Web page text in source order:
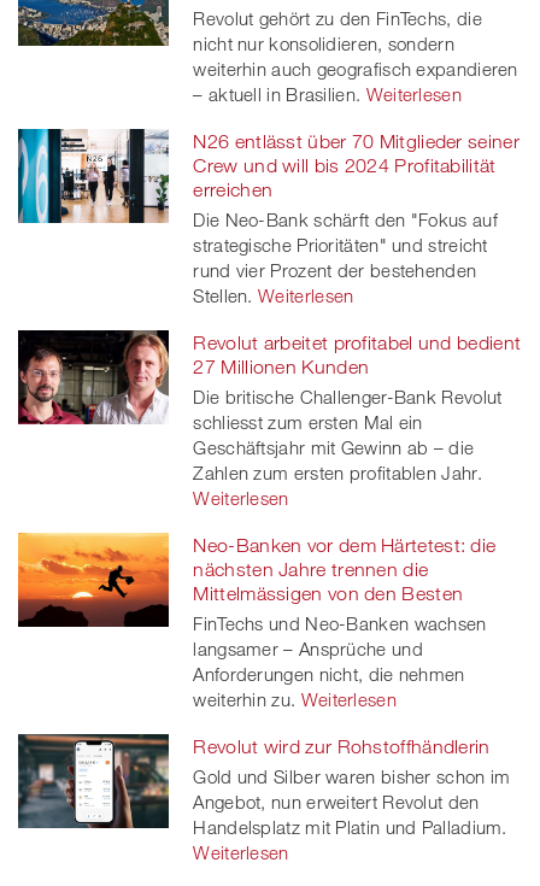
Revolut gehört zu den FinTechs, die
nicht nur konsolidieren, sondern
weiterhin auch geografisch expandieren
– aktuell in Brasilien. Weiterlesen
N26 entlässt über 70 Mitglieder seiner
Crew und will bis 2024 Profitabilität
erreichen
Die Neo-Bank schärft den "Fokus auf
strategische Prioritäten" und streicht
rund vier Prozent der bestehenden
Stellen. Weiterlesen
Revolut arbeitet profitabel und bedient
27 Millionen Kunden
Die britische Challenger-Bank Revolut
schliesst zum ersten Mal ein
Geschäftsjahr mit Gewinn ab – die
Zahlen zum ersten profitablen Jahr.
Weiterlesen
Neo-Banken vor dem Härtetest: die
nächsten Jahre trennen die
Mittelmässigen von den Besten
FinTechs und Neo-Banken wachsen
langsamer – Ansprüche und
Anforderungen nicht, die nehmen
weiterhin zu. Weiterlesen
Revolut wird zur Rohstoffhändlerin
Gold und Silber waren bisher schon im
Angebot, nun erweitert Revolut den
Handelsplatz mit Platin und Palladium.
Weiterlesen